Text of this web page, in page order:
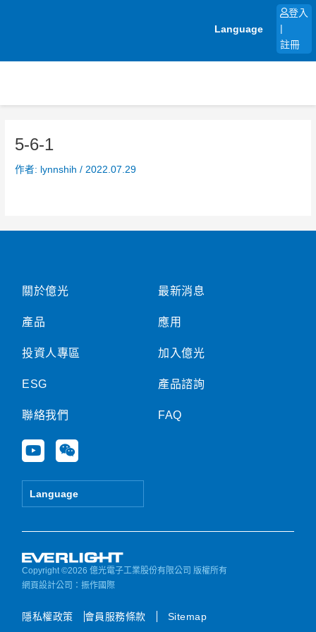
Language
登入
註冊
5-6-1
作者: lynnshih/ 2022.07.29
關於億光
產品
投資人專區
ESG
聯絡我們
Y
o
u
e
W
e
i
Language
最新消息
應用
加入億光
產品諮詢
FAQ
Copyright ©2026 億光電子工業股份有限公司 版權所有
網頁設計公司 ：振作國際
隱私權政策 會員服務條款 Sitemap